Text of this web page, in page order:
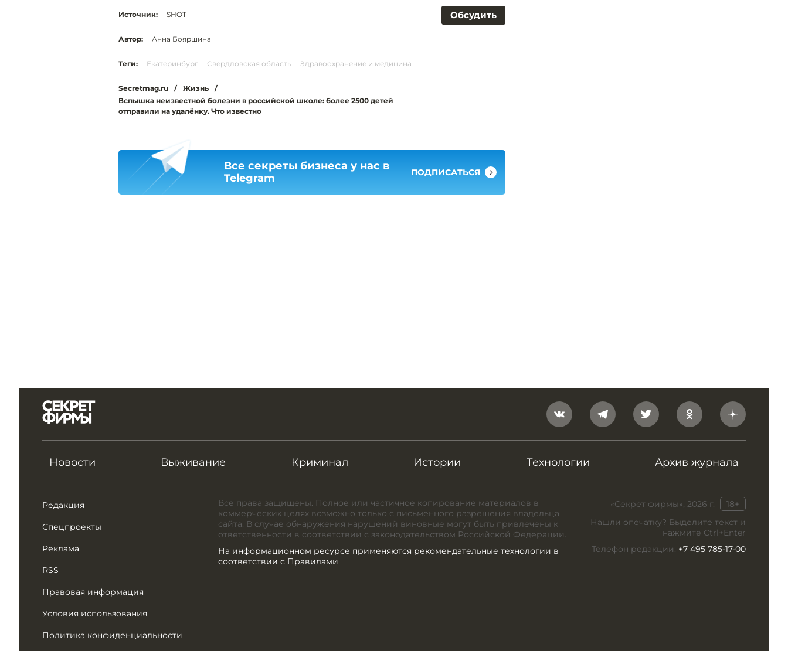
Обсудить
Источник: SHOT
Автор: Анна Бояршина
Теги: Екатеринбург Свердловская область Здравоохранение и медицина
Secretmag.ru / Жизнь
/
Вспышка неизвестной болезни в российской школе: более 2500 детей
отправили на удалёнку. Что известно
Все секреты бизнеса у нас в
Telegram
ПОДПИСАТЬСЯ
Новости Выживание Криминал Истории Технологии Архив журнала
Редакция
Спецпроекты
Реклама
RSS
Правовая информация
Условия использования
Политика конфиденциальности
«Секрет фирмы», 2026 г.
18+
Нашли опечатку? Выделите текст и
нажмите Ctrl+Enter
Телефон редакции: +7 495 785-17-00
Все права защищены. Полное или частичное копирование материалов в
коммерческих целях возможно только с письменного разрешения владельца
сайта. В случае обнаружения нарушений виновные могут быть привлечены к
ответственности в соответствии с законодательством Российской Федерации.
На информационном ресурсе применяются рекомендательные технологии в
соответствии с Правилами